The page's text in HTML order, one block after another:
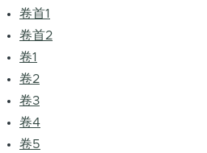
卷首1
卷首2
卷1
卷2
卷3
卷4
卷5